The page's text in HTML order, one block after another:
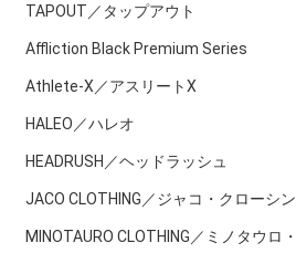
TAPOUT／タップアウト
Affliction Black Premium Series
Athlete-X／アスリートX
HALEO／ハレオ
HEADRUSH／ヘッドラッシュ
JACO CLOTHING／ジャコ・クローシ
MINOTAURO CLOTHING／ミノタウロ